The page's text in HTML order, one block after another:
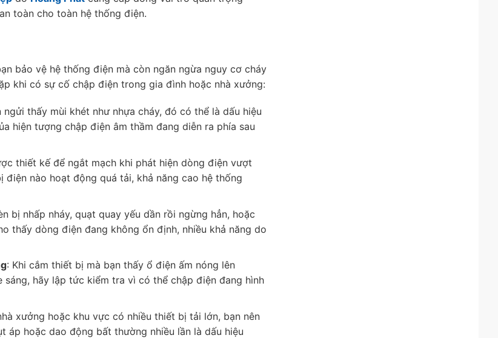
toàn cho toàn hệ thống điện.
bảo vệ hệ thống điện mà còn ngăn ngừa nguy cơ cháy
khi có sự cố chập điện trong gia đình hoặc nhà xưởng:
ngửi thấy mùi khét như nhựa cháy, đó có thể là dấu hiệu
hiện tượng chập điện âm thầm đang diễn ra phía sau
thiết kế để ngắt mạch khi phát hiện dòng điện vượt
nào hoạt động quá tải, khả năng cao hệ thống
bị nhấp nháy, quạt quay yếu dần rồi ngừng hẳn, hoặc
thấy dòng điện đang không ổn định, nhiều khả năng do
: Khi cắm thiết bị mà bạn thấy ổ điện ấm nóng lên
sáng, hãy lập tức kiểm tra vì có thể chập điện đang hình
xưởng hoặc khu vực có nhiều thiết bị tải lớn, bạn nên
hoặc dao động bất thường nhiều lần là dấu hiệu